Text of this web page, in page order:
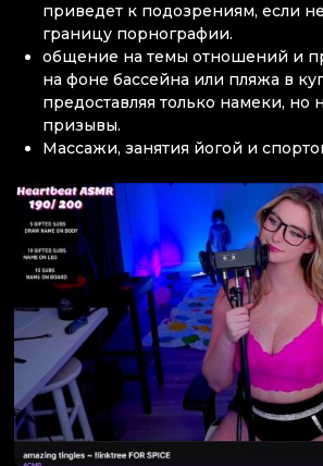
приведет к подозрениям, если
границу порнографии.
общение на темы отношений и
на фоне бассейна или пляжа в
предоставляя только намеки,
призывы.
Массажи, занятия йогой и